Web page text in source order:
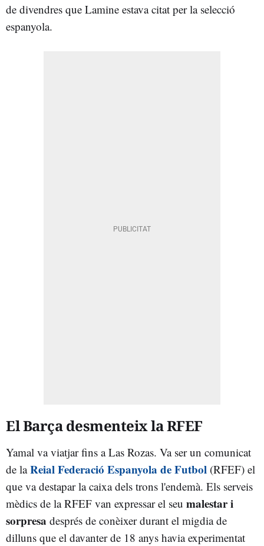
de divendres que Lamine estava citat per la selecció
espanyola.
El Barça desmenteix la RFEF
Yamal va viatjar fins a Las Rozas. Va ser un comunicat
de laReial Federació Espanyola de Futbol (RFEF) el
que va destapar la caixa dels trons l'endemà. Els serveis
mèdics de la RFEF van expressar el seu malestar i
sorpresa després de conèixer durant el migdia de
dilluns que el davanter de 18 anys havia experimentat